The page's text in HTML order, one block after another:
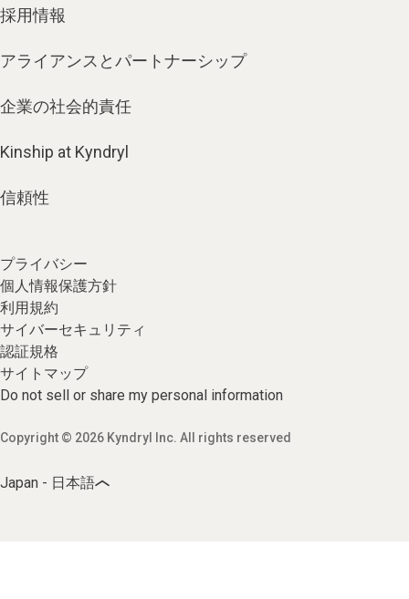
採用情報
アライアンスとパートナーシップ
企業の社会的責任
Kinship at Kyndryl
信頼性
プライバシー
個人情報保護方針
利用規約
サイバーセキュリティ
認証規格
サイトマップ
Do not sell or share my personal information
Copyright © 2026 Kyndryl Inc. All rights reserved
Japan - 日本語